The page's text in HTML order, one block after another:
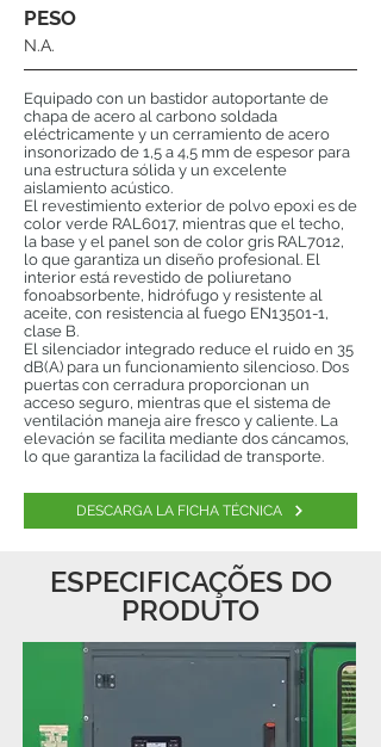
PESO
N.A.
Equipado con un bastidor autoportante de
chapa de acero al carbono soldada
eléctricamente y un cerramiento de acero
insonorizado de 1,5 a 4,5 mm de espesor para
una estructura sólida y un excelente
aislamiento acústico.
El revestimiento exterior de polvo epoxi es de
color verde RAL6017, mientras que el techo,
la base y el panel son de color gris RAL7012,
lo que garantiza un diseño profesional. El
interior está revestido de poliuretano
fonoabsorbente, hidrófugo y resistente al
aceite, con resistencia al fuego EN13501-1,
clase B.
El silenciador integrado reduce el ruido en 35
dB(A) para un funcionamiento silencioso. Dos
puertas con cerradura proporcionan un
acceso seguro, mientras que el sistema de
ventilación maneja aire fresco y caliente. La
elevación se facilita mediante dos cáncamos,
lo que garantiza la facilidad de transporte.
DESCARGA LA FICHA TÉCNICA
ESPECIFICAÇÕES DO
PRODUTO